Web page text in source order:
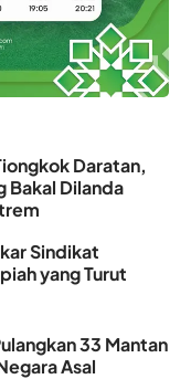
Daratan,
Bakal Dilanda
Sindikat
yang Turut
33 Mantan
Asal